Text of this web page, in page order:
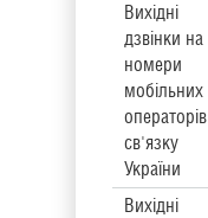
Вихідні
дзвінки на
номери
мобільних
операторів
св'язку
України
Вихідні